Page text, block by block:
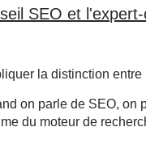
SEO et
la distinction
on parle de SEO,
du moteur de